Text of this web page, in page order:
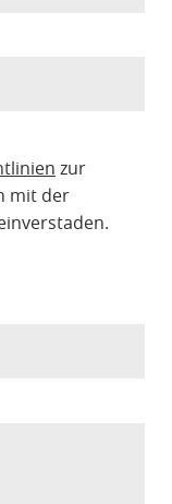
zur
mit der